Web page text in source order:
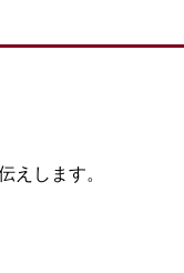
えします。